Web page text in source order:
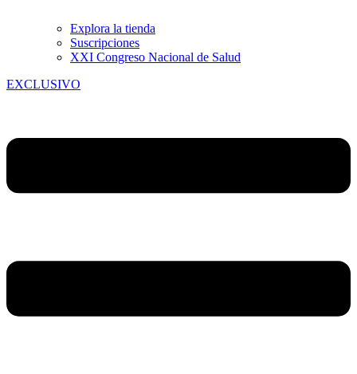
Explora la tienda
Suscripciones
XXI Congreso Nacional de Salud
EXCLUSIVO